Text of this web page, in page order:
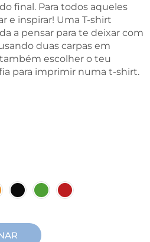
final. Para todos aqueles
e inspirar! Uma T-shirt
a pensar para te deixar com
duas carpas em
escolher o teu
para imprimir numa t-shirt.